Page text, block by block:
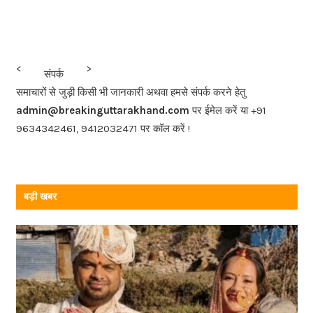
b
o
o
k
<<< संपर्क
>>>
समाचारों से जुड़ी किसी भी जानकारी अथवा हमसे संपर्क करने हेतु
admin@breakinguttarakhand.com पर ईमेल करें या +91
9634342461, 9412032471 पर कॉल करें !
बड़ी खबर